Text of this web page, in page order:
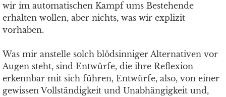
wir im automatischen Kampf ums Bestehende
erhalten wollen, aber nichts, was wir explizit
vorhaben.
Was mir anstelle solch blödsinniger Alternativen vor
Augen steht, sind Entwürfe, die ihre Reflexion
erkennbar mit sich führen, Entwürfe, also, von einer
gewissen Vollständigkeit und Unabhängigkeit und,